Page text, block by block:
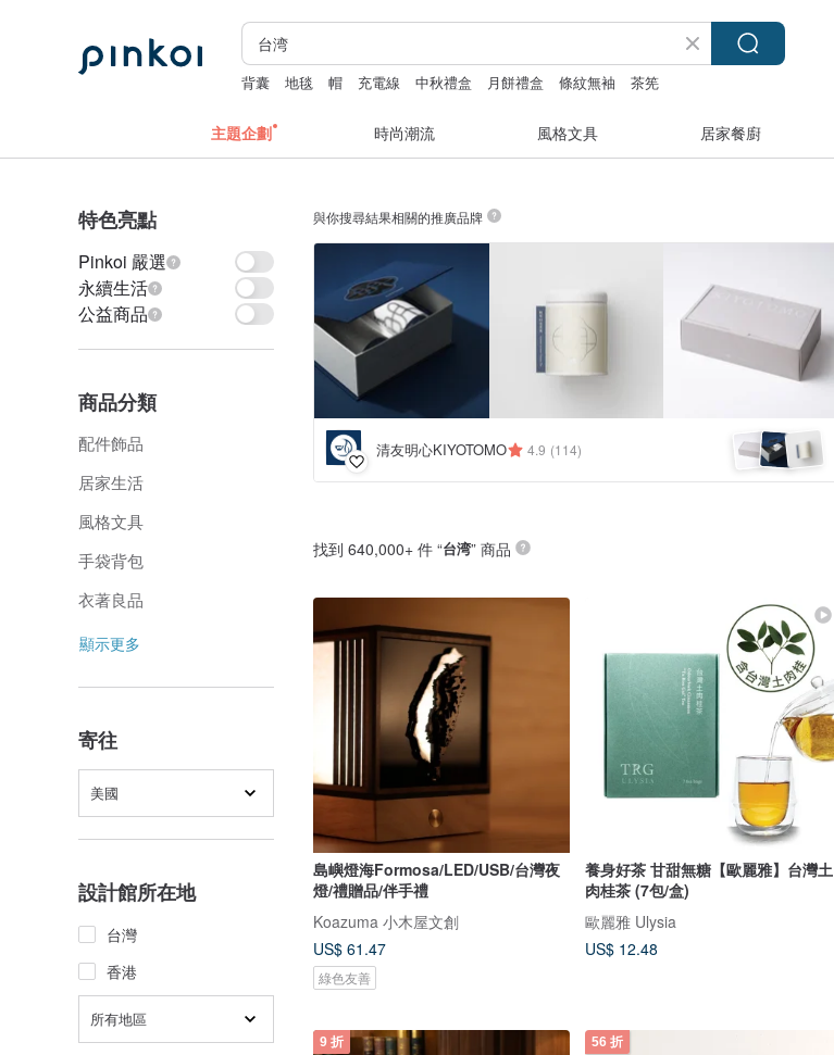
背囊 地毯 帽 充電線 中秋禮盒 月餅禮盒 條紋無袖 茶筅
主題企劃 時尚潮流 風格文具 居家餐廚
特色亮點
Pinkoi 嚴選
永續生活
公益商品
商品分類
配件飾品
居家生活
風格文具
手袋背包
衣著良品
顯示更多
寄往
美國
設計館所在地
台灣
香港
所有地區
與你搜尋結果相關的推廣品牌
清友明心KIYOTOMO 4.9 (114)
找到 640,000+ 件 “台湾” 商品
島嶼燈海Formosa/LED/USB/台灣夜
燈/禮贈品/伴手禮
Koazuma 小木屋文創
US$ 61.47
綠色友善
養身好茶 甘甜無糖【歐麗雅】台灣土
肉桂茶 (7包/盒)
歐麗雅 Ulysia
US$ 12.48
9 折 56 折